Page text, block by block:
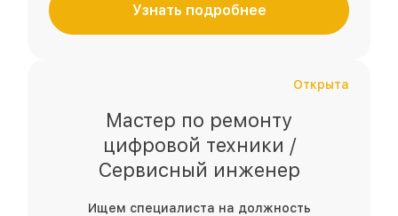
Узнать подробнее
Открыта
Мастер по ремонту
цифровой техники /
Сервисный инженер
Ищем специалиста на должность